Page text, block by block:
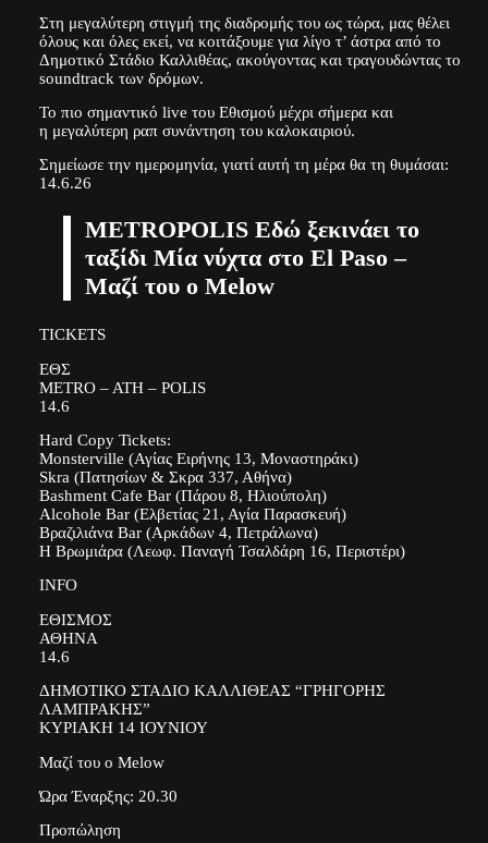
Στη μεγαλύτερη στιγμή της διαδρομής του ως τώρα, μας θέλει
όλους και όλες εκεί, να κοιτάξουμε για λίγο τ’ άστρα από το
Δημοτικό Στάδιο Καλλιθέας, ακούγοντας και τραγουδώντας το
soundtrack των δρόμων.
Το πιο σημαντικό live του Εθισμού μέχρι σήμερα και
η μεγαλύτερη ραπ συνάντηση του καλοκαιριού.
Σημείωσε την ημερομηνία, γιατί αυτή τη μέρα θα τη θυμάσαι:
14.6.26
METROPOLIS Εδώ ξεκινάει το
ταξίδι Μία νύχτα στο El Paso –
Μαζί του ο Melow
TICKETS
ΕΘΣ
METRO – ATH – POLIS
14.6
Hard Copy Tickets:
Monsterville (Αγίας Ειρήνης 13, Μοναστηράκι)
Skra (Πατησίων & Σκρα 337, Αθήνα)
Bashment Cafe Bar (Πάρου 8, Ηλιούπολη)
Alcohole Bar (Ελβετίας 21, Αγία Παρασκευή)
Βραζιλιάνα Bar (Αρκάδων 4, Πετράλωνα)
Η Βρωμιάρα (Λεωφ. Παναγή Τσαλδάρη 16, Περιστέρι)
INFO
ΕΘΙΣΜΟΣ
ΑΘΗΝΑ
14.6
ΔΗΜΟΤΙΚΟ ΣΤΑΔΙΟ ΚΑΛΛΙΘΕΑΣ “ΓΡΗΓΟΡΗΣ
ΛΑΜΠΡΑΚΗΣ”
ΚΥΡΙΑΚΗ 14 ΙΟΥΝΙΟΥ
Μαζί του ο Melow
Ώρα Έναρξης: 20.30
Προπώληση